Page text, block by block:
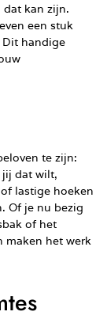
dat kan zijn.
een stuk
Dit handige
te zijn:
jij dat wilt,
lastige hoeken
Of je nu bezig
of het
maken het werk